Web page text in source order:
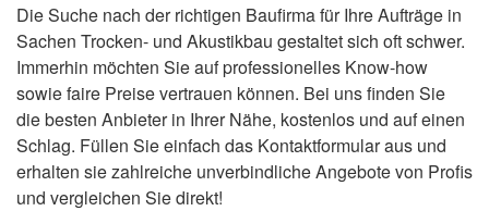
Die Suche nach der richtigen Baufirma für Ihre Aufträge in
Sachen Trocken- und Akustikbau gestaltet sich oft schwer.
Immerhin möchten Sie auf professionelles Know-how
sowie faire Preise vertrauen können. Bei uns finden Sie
die besten Anbieter in Ihrer Nähe, kostenlos und auf einen
Schlag. Füllen Sie einfach das Kontaktformular aus und
erhalten sie zahlreiche unverbindliche Angebote von Profis
und vergleichen Sie direkt!